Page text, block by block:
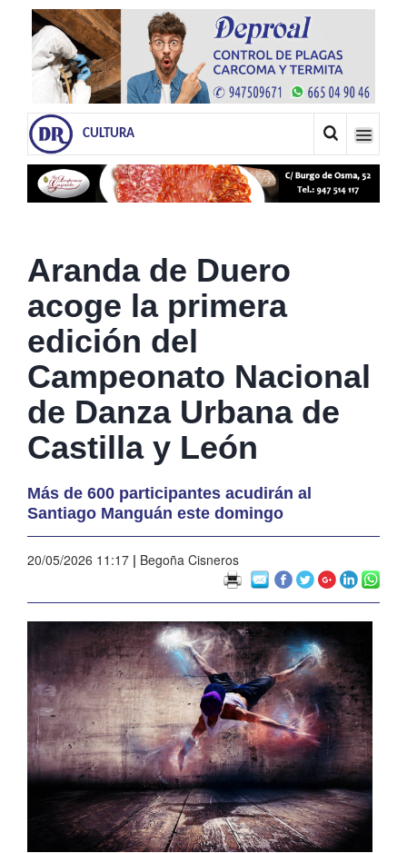
CULTURA
Aranda de Duero
acoge la primera
edición del
Campeonato Nacional
de Danza Urbana de
Castilla y León
Más de 600 participantes acudirán al
Santiago Manguán este domingo
20/05/2026 11:17 | Begoña Cisneros